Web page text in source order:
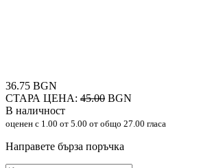
36.75 BGN
СТАРА ЦЕНА: 45.00 BGN
В наличност
оценен с 1.00 от 5.00 от общо 27.00 гласа
Направете бърза поръчка